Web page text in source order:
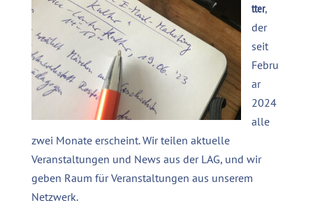
tter,
der
seit
Febru
ar
2024
alle
zwei Monate erscheint. Wir teilen aktuelle
Veranstaltungen und News aus der LAG, und wir
geben Raum für Veranstaltungen aus unserem
Netzwerk.